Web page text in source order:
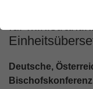
für
Deutsche,